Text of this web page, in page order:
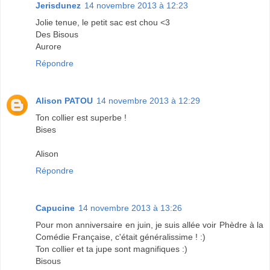
Jerisdunez 14 novembre 2013 à 12:23
Jolie tenue, le petit sac est chou <3
Des Bisous
Aurore
Répondre
Alison PATOU 14 novembre 2013 à 12:29
Ton collier est superbe !
Bises
Alison
Répondre
Capucine 14 novembre 2013 à 13:26
Pour mon anniversaire en juin, je suis allée voir Phèdre à la
Comédie Française, c'était généralissime ! :)
Ton collier et ta jupe sont magnifiques :)
Bisous